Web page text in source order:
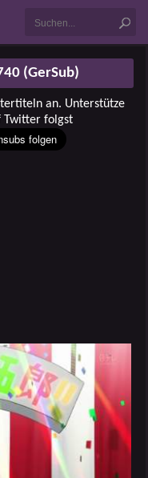
(GerSub)
an. Unterstütze
Twitter folgst